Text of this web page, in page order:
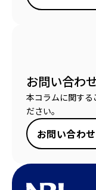
お問い合わ
本コラムに関する
ださい。
お問い合わせ